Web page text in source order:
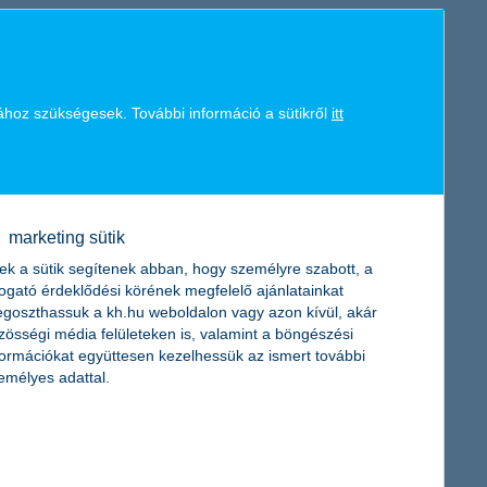
re csak alig jobbak, ezért a biztosítási szakma csak óvatosan
és az is szinte bizonyos, hogy a szektor az árverseny miatt
Biztosító 2011-es piaci előrejelzésében. A nehézségek és a
hogy ezzel is támogassa a gyermek-egészségügyet.
a Marcali Városi Kórház vásárolhat műszereket a 8 millió
szükségesek. További információ a sütikről itt
marketing sütik
a sütik segítenek abban, hogy személyre szabott, a
érdeklődési körének megfelelő ajánlatainkat
a kh.hu weboldalon vagy azon kívül, akár
média felületeken is, valamint a böngészési
együttesen kezelhessük az ismert további
adattal.